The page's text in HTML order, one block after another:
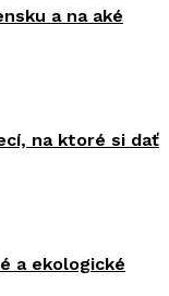
a na aké
na ktoré si dať
a ekologické